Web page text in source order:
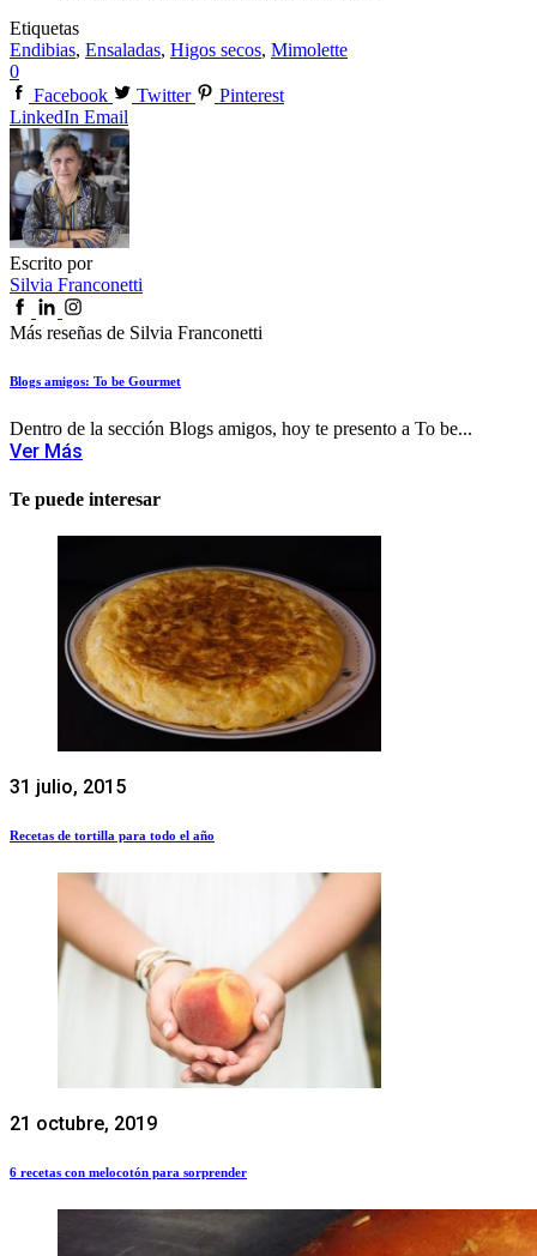
Etiquetas
Endibias, Ensaladas, Higos secos, Mimolette
0
Facebook
Twitter
Pinterest
LinkedIn Email
Escrito por
Silvia Franconetti
Más reseñas de Silvia Franconetti
Blogs amigos: To be Gourmet
Dentro de la sección Blogs amigos, hoy te presento a To be...
Ver Más
Te puede interesar
31 julio, 2015
Recetas de tortilla para todo el año
21 octubre, 2019
6 recetas con melocotón para sorprender